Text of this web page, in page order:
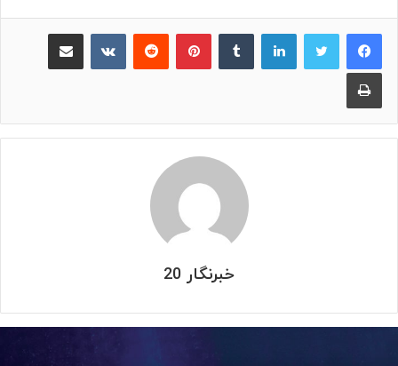
لینکدین پینترست ‫رددیت
چاپ
خبرنگار 20